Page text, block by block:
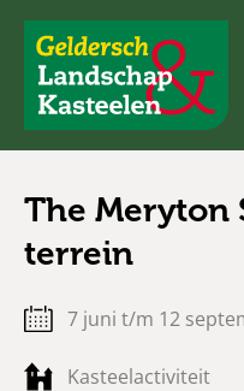
Geldersch
Landschap
en
The Meryton
terrein
7 juni t/m 12
Kasteelactiviteit